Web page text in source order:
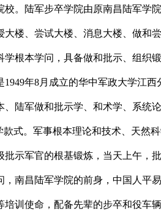
。陆军步卒学院由原南昌陆军学
楼、尝试大楼、消息大楼、做和
根本学问，具备做和批示、组织
年8月成立的华中军政大学江
陆军做和批示学、和术学、系统
式。军事根本理论和技术、天然
示军官的根基锻炼，当天上午，
南昌陆军学院的前身，中国人平
训使命，配备先辈的步卒和役车